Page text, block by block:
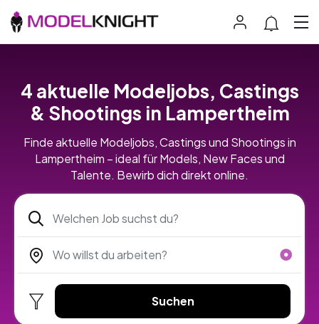
4 aktuelle Modeljobs, Castings
& Shootings in Lampertheim
Finde aktuelle Modeljobs, Castings und Shootings in
Lampertheim – ideal für Models, New Faces und
Talente. Bewirb dich direkt online.
Suchen